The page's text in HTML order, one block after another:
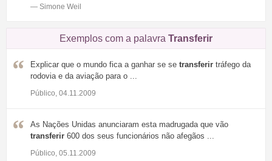
— Simone Weil
Exemplos com a palavra Transferir
Explicar que o mundo fica a ganhar se se transferir tráfego da
rodovia e da aviação para o ...
Público, 04.11.2009
As Nações Unidas anunciaram esta madrugada que vão
transferir 600 dos seus funcionários não afegãos ...
Público, 05.11.2009